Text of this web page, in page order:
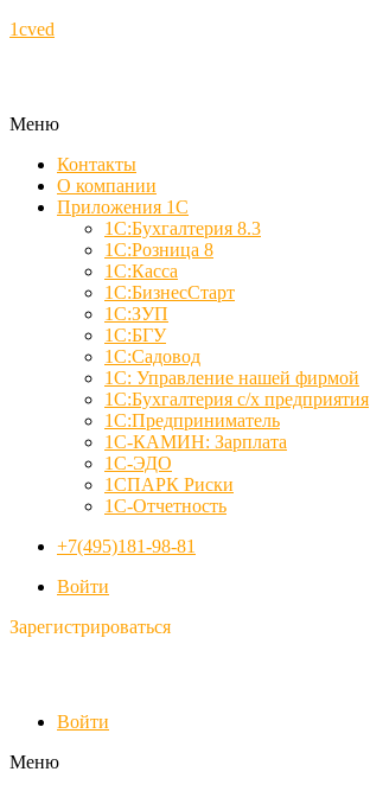
1cved
Меню
Контакты
О компании
Приложения 1С
1С:Бухгалтерия 8.3
1С:Розница 8
1С:Касса
1С:БизнесСтарт
1С:ЗУП
1С:БГУ
1С:Садовод
1С: Управление нашей фирмой
1С:Бухгалтерия с/х предприятия
1С:Предприниматель
1С-КАМИН: Зарплата
1С-ЭДО
1СПАРК Риски
1С-Отчетность
+7(495)181-98-81
Войти
Зарегистрироваться
Войти
Меню